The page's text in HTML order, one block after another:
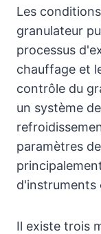
Les
granulateur
processus
chauffage et
contrôle du
un système
paramètres
d'instruments
Il existe trois